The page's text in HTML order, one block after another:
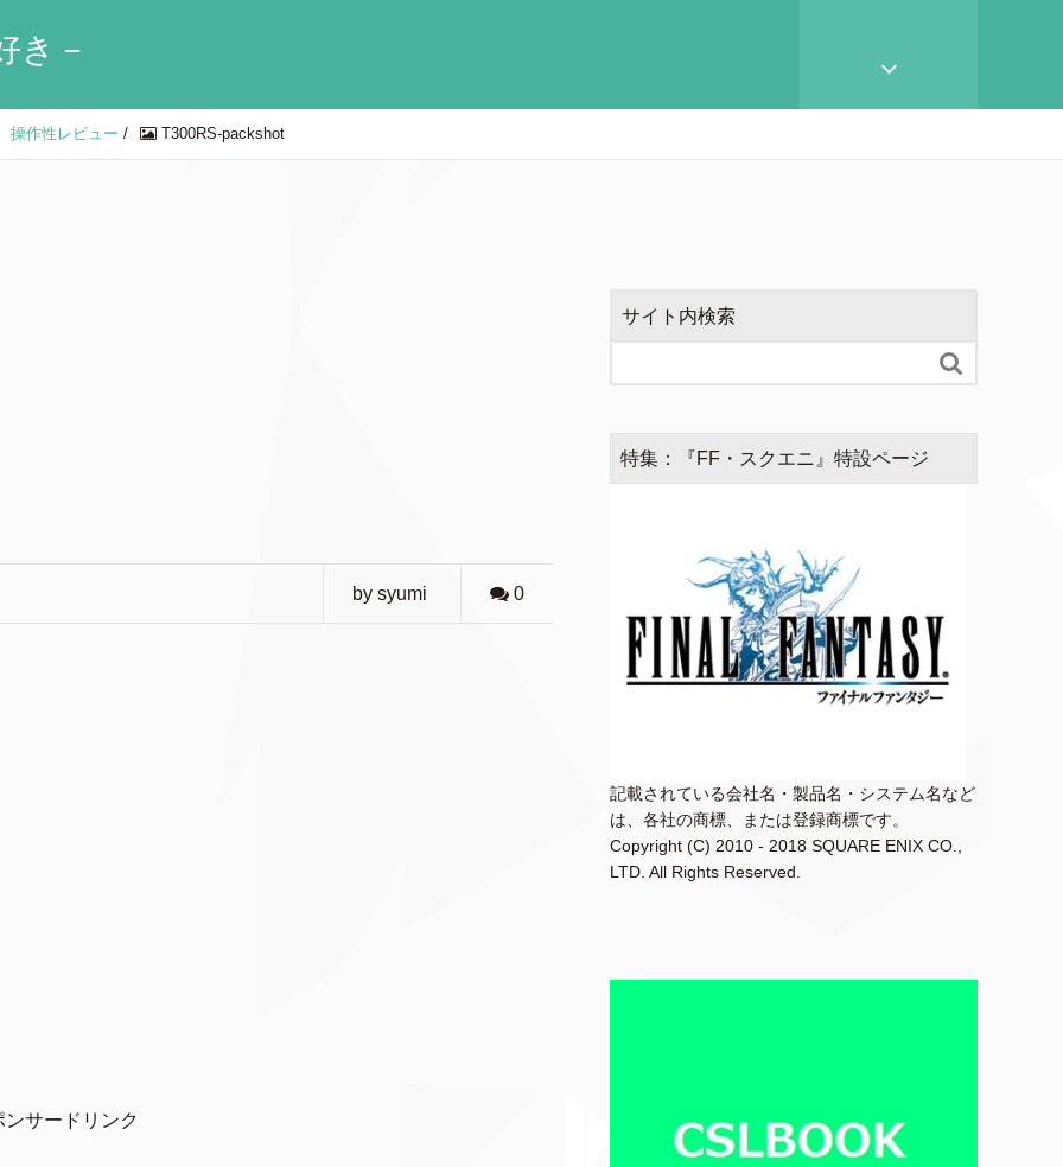
き－
操作性レビュー / T300RS-packshot
by syumi 0
ンサードリンク
サイト内検索

特集：『FF・スクエニ』特設ページ
記載されている会社名・製品名・システム名など
は、各社の商標、または登録商標です。
Copyright (C) 2010 - 2018 SQUARE ENIX CO.,
LTD. All Rights Reserved.